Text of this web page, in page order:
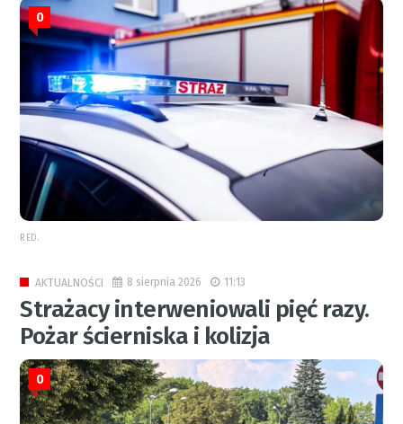
0
RED.
AKTUALNOŚCI 8 sierpnia 2026 11:13
Strażacy interweniowali pięć razy.
Pożar ścierniska i kolizja
0